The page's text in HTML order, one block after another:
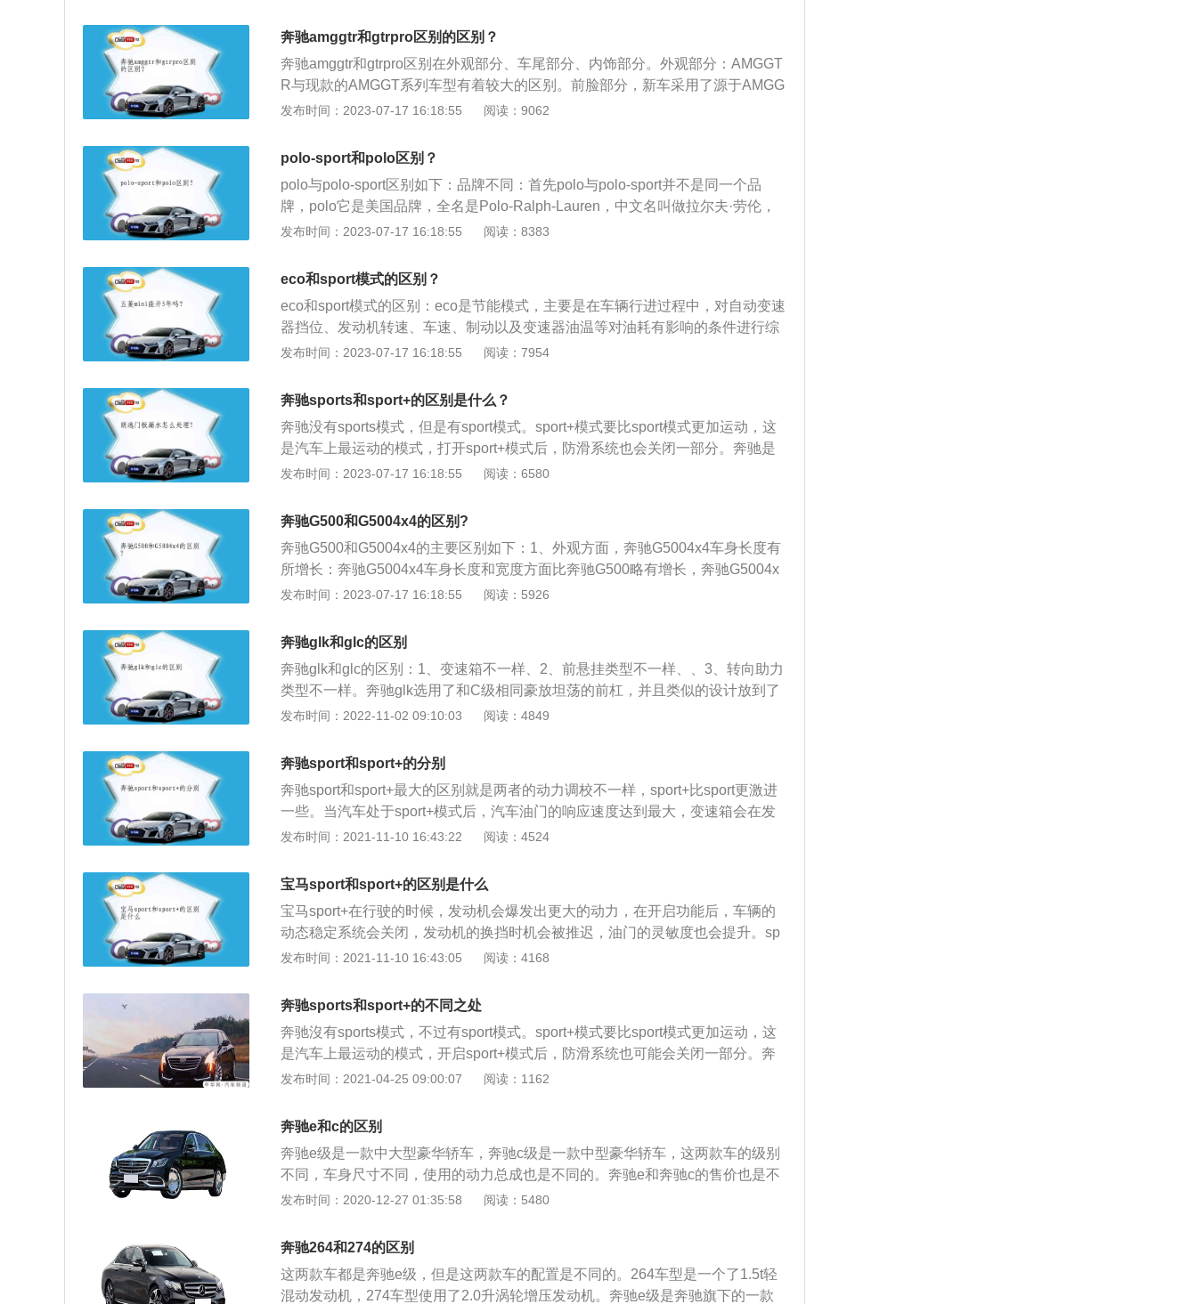
级Coupe长宽高分别为5027/1899/1411mm，轴距为2945mm，从而把大型豪华
双门GT轿跑的感觉体现地淋漓尽致。配置不同：搭载一款有着6.2L排量的V8发
动机代替原厂的5.5L排量的涡轮增压发动机，输出马力在451匹上下，峰值扭矩
达到603牛顿-米，未来还会在2012年为其推出动力可开发型套装组合，预计输出
马力会提升至481匹，在此基础上最高时速会从原来的250km/小时提升至280km/
很方便。此外，新车还可以选配气候控制的空调系统、柏林之声音响以及抬头显
示器。抬头显示器是由480×240像素分辨率的全彩色显示模块通过镜面光学系统
投影在前挡风玻璃上，其包含了车辆速度、导航以及驾驶辅助系统信息等。
奔驰amggtr和gtrpro区别的区别？
奔驰amggtr和gtrpro区别在外观部分、车尾部分、内饰部分。外观部分：AMGGT
R与现款的AMGGT系列车型有着较大的区别。前脸部分，新车采用了源于AMGG
T3赛车的大面积直瀑式前进气格栅，再搭配上犀利的前大灯设计，以及带有巨大
力学效率，全面向赛车靠拢。车尾部分：AMGGTR采用了十分夸张的大尺寸双层
后扰流板，上部中间扰流板可以通过电动调节最大20度的角度变化，两侧的扰流
板也能进行手动调节角度，能有效提升新车的空气动力学水平。此外，AMGGTR
还采用了大尺寸双边共四出的排气系统，和全新设计造型的后保险杠和大尺寸扩
散器，既能提升整车的性能，又具有极强的视觉冲击力。内饰部分：AMGGTR车
足又兼具轻量化的全碳纤维桶椅，使车内的运动氛围十足。此外，新车还可以选
装AMG赛道套装，该套装包括四点式赛车安全带、灭火器和轻量化钛合金防滚
架。
发布时间：2023-07-17 16:18:55 阅读：9062
polo-sport和polo区别？
polo与polo-sport区别如下：品牌不同：首先polo与polo-sport并不是同一个品
牌，polo它是美国品牌，全名是Polo-Ralph-Lauren，中文名叫做拉尔夫·劳伦，
而polo-sport则是运动品牌，它也来自美国，但两个品牌的来源就完全不一样。产
要有套装、毛衣、外套、衬衫、箱包等等产品。而polo-sport主要以运动休闲服饰
为主，比如钓鱼服、高尔夫秋衣等等。档次不同：最后polo-sport的档次是要比p
olo低，polo属于中高端档次，它的用户主要集中在中等和高收入人群，并且有很
多社会名流，属于奢侈品行列，而polo-sport属于中低端档次，面对普通消费者而
推出的一个品牌。
发布时间：2023-07-17 16:18:55 阅读：8383
eco和sport模式的区别？
eco和sport模式的区别：eco是节能模式，主要是在车辆行进过程中，对自动变速
器挡位、发动机转速、车速、制动以及变速器油温等对油耗有影响的条件进行综
合判断、分析，由ecu控制单元计算出最佳燃油量提供给发动机做功，使得油耗
减少不必要的燃油消耗。sport是运动模式，运动模式只在意动力，并不在意燃油
经济性。在运动模式下，发动机会保持在中高转速区域运行，并且变速箱也会保
持在较低的挡位上，这样可以提高动力的响应速度和加速性能。开启eco的情
况：在市区拥堵路况下开启eco效果最好。市区拥堵路况下，并不需要很强的动
力，同时走走停停，油耗较高，此时开启eco模式不仅可以降低油耗，而且驾驶
发布时间：2023-07-17 16:18:55 阅读：7954
奔驰sports和sport+的区别是什么？
奔驰没有sports模式，但是有sport模式。sport+模式要比sport模式更加运动，这
是汽车上最运动的模式，打开sport+模式后，防滑系统也会关闭一部分。奔驰是
来自德国的汽车制造厂商，目前奔驰旗下有很多车型都已经被国产化。以下是奔
2、c级是一款中型轿车，国产版c级有标准轴距版车型，也有长轴距版车型。国
产版c级一共使用了三款发动机，分别是低功率版1.5升涡轮增压发动机，高功率
版1.5升涡轮增压发动机，2.0升涡轮增压发动机。与这三款发动机匹配的都是9at
变速箱。
发布时间：2023-07-17 16:18:55 阅读：6580
奔驰G500和G5004x4的区别?
奔驰G500和G5004x4的主要区别如下：1、外观方面，奔驰G5004x4车身长度有
所增长：奔驰G5004x4车身长度和宽度方面比奔驰G500略有增长，奔驰G5004x
4采用新套件，前保险杠造型有所调整，格栅面积更大，大灯方面仍然是远近光
驰G5004x4后座两张独立座椅部分，除了棕色真皮材质包覆外，更采用了特殊的
棕色格纹缝线，打造出订制改装车款独特的奢华风格。与外观类似，奔驰G5004x
4内饰进行升级。新仪表盘带有半嵌入式显示器，三辐式真皮方向盘上布置了12
个控制按钮，8英寸中控屏和支持多点触控构建起奔驰最新信息、娱乐、互联系
统控制中心。3、动力方面，奔驰G5004x4发动机进行更新：奔驰G500搭载的4.0
N/m，前后轴距为2850mm，而奔驰G5004x4搭载5.0LV8发动机，机械增压器的
设备使得它在近1800rpm时就可以爆发出80%最大扭矩，具有216kw/5500rpm最
大功率和456nm/2800-4000rpm最大扭矩。
发布时间：2023-07-17 16:18:55 阅读：5926
奔驰glk和glc的区别
奔驰glk和glc的区别：1、变速箱不一样、2、前悬挂类型不一样、、3、转向助力
类型不一样。奔驰glk选用了和C级相同豪放坦荡的前杠，并且类似的设计放到了
线框更为硬实的glk身上。glc在保存家族化特点元素的基本上，选用了饱满的流
在世界市场上用户评价尽管不太好，但在我国市场依然卖的飞起。抬价、用户评
价也始终全是排在豪华车品牌中型SUV的前端，归根结底依然奔驰的品牌影响力
实在是强劲。全新升级奔驰GLC依托于MRA后轮驱动平台制作，是GLK的改款车
型号。车子选用了奔驰全新家族化设计风格，总体造型设计更为饱满，与此同时
在小细节上大家也可以觉得出车子显得更为的精美。从外型上大家可以看出，GL
C配用型号规格为M2742.0T涡轮汽车发动机，与此同时该汽车发动机也有低中高
三种驱动力调校。作为奔驰GLC的其前身，奔驰GLK依然具有“小硬汉”的美誉，
奔驰GLK是一个问世于奔驰C级轿车底盘上的“小级别”SUV车型号。在外型上，大
屑于与周边车子所对比，坚持不懈走自己的个性风格。车内饰上，更为重视总体
上，奔驰GLK现在配用了3.0L、3.5这两种汽车发动机。
发布时间：2022-11-02 09:10:03 阅读：4849
奔驰sport和sport+的分别
奔驰sport和sport+最大的区别就是两者的动力调校不一样，sport+比sport更激进
一些。当汽车处于sport+模式后，汽车油门的响应速度达到最大，变速箱会在发
动机转速比较高的情况下才换挡，从而提升车辆的动力。同时，搭载可调节悬架
从而减少车辆高速过弯的侧倾情况，而且方向盘转动时会变得比较重，增加手
感。如果是奔驰的AMG车型调到了sport+模式，其排气声浪也会更响，运动氛围
更浓。关于汽车驾驶模式：汽车驾驶模式通过对行车电脑进行调节，从而改变汽
车油门和变速箱的反映速度，从而达到车主不同的需求。一般来说，汽车的驾驶
模式都分为eco模式、comfort模式、sport模式和sport+模式，分别代表着节能、
驾驶模式。当然，正常情况下汽车处于comfort模式就可以了，此时汽车的动力性
和燃油经济性比较均衡。
发布时间：2021-11-10 16:43:22 阅读：4524
宝马sport和sport+的区别是什么
宝马sport+在行驶的时候，发动机会爆发出更大的动力，在开启功能后，车辆的
动态稳定系统会关闭，发动机的换挡时机会被推迟，油门的灵敏度也会提升。sp
ort的模式发动机转速相对要低一些，运转相对平稳一些。宝马sport和sport+的是
处于sport+的时候，汽车的油门速度可以增加到最大，这时的变速箱也会在发动
机转速比较高的情况下采取换挡的，为车辆提升更大的动力。一般情况下是在车
辆爬坡和超车的时候去使用的。
发布时间：2021-11-10 16:43:05 阅读：4168
奔驰sports和sport+的不同之处
奔驰沒有sports模式，不过有sport模式。sport+模式要比sport模式更加运动，这
是汽车上最运动的模式，开启sport+模式后，防滑系统也可能会关闭一部分。奔
驰是一个来源于德国的汽车制造厂商，奔驰旗下有非常多车型基本都已经被国产
型汽车，国产版c级有标准轴距版车型，也有长轴距版车型。 国产版c级一共使用
的是三款发动机，分别是低功率版1.5升涡轮增压发动机，高功率版1.5升涡轮增
压发动机，2.0升涡轮增压发动机。低功率版1.5升涡轮增压发动机具有156马力和
250牛米的最大扭矩，这款发动机的最大功率转速为5700转每分钟，最大扭矩转
速为1500到4000转每分钟。这款发动机配备了缸内直喷技术，而且使用的是铝合
矩。 2.0升涡轮增压发动机具有258马力和370牛米的最大扭矩。 与这三款发动机
匹配的基本都是9at变速器。 使用9at变速器可以提高汽车的换挡平顺性和燃油合
理性。 而且9at变速器的可靠性耐用性同样是更好的。 （中华网汽车auto.china.c
发布时间：2021-04-25 09:00:07 阅读：1162
奔驰e和c的区别
奔驰e级是一款中大型豪华轿车，奔驰c级是一款中型豪华轿车，这两款车的级别
不同，车身尺寸不同，使用的动力总成也是不同的。奔驰e和奔驰c的售价也是不
同的，奔驰e的售价要比奔驰c更贵一些。国产奔驰e都是长轴距车型，国产奔驰c
涡轮增压发动机，低功率版2.0升涡轮增压发动机，高功率版2.0升涡轮增压发动
机。1.5升涡轮增压发动机最大功率为135kw，最大扭矩为280牛米，这款发动机
的最大功率转速为6100转每分钟，最大扭矩转速为3000到4000转每分钟。低功
发布时间：2020-12-27 01:35:58 阅读：5480
奔驰264和274的区别
这两款车都是奔驰e级，但是这两款车的配置是不同的。264车型是一个了1.5t轻
混动发动机，274车型使用了2.0升涡轮增压发动机。奔驰e级是奔驰旗下的一款